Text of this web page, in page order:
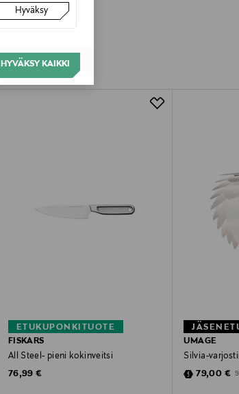
Hyväksy
HYVÄKSY KAIKKI
ETUKUPONKITUOTE
FISKARS
All Steel- pieni kokinveitsi
Original Price
76,99 €
UMAGE
Silvia-
79,00 €